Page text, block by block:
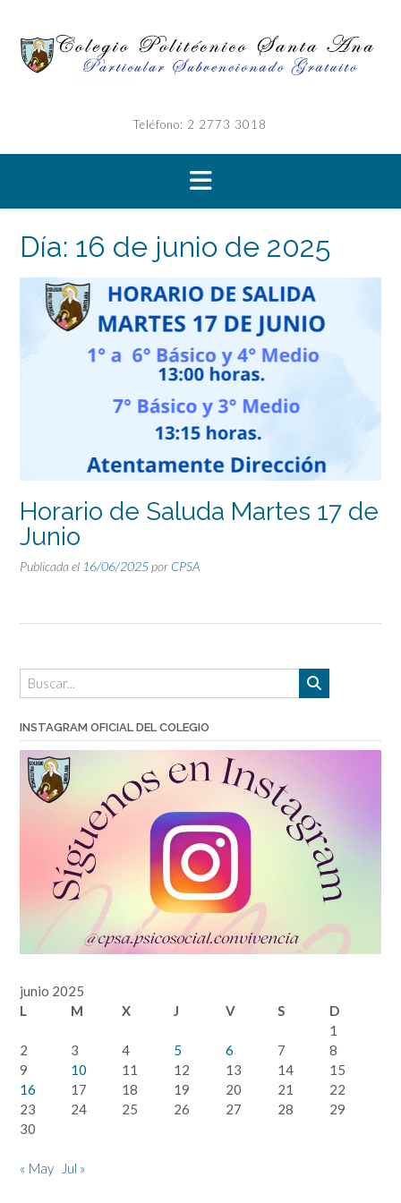
contenido
Teléfono: 2 2773 3018
Día: 16 de junio de 2025
Horario de Saluda Martes 17 de
Junio
Publicada el 16/06/2025por CPSA
INSTAGRAM OFICIAL DEL COLEGIO
junio 2025
L
M X J V S
D
1
2
3 4 5 6 7
8
9
10 11 12 13 14
15
16
17 18 19 20 21
22
23
24 25 26 27 28
29
30
« May Jul »